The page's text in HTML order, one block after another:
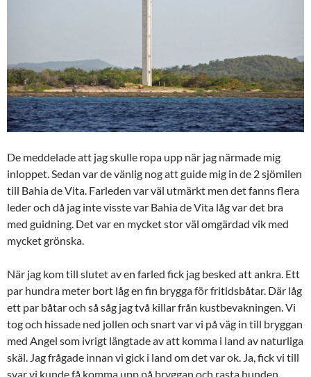
De meddelade att jag skulle ropa upp när jag närmade mig
inloppet. Sedan var de vänlig nog att guide mig in de 2 sjömilen
till Bahia de Vita. Farleden var väl utmärkt men det fanns flera
leder och då jag inte visste var Bahia de Vita låg var det bra
med guidning. Det var en mycket stor väl omgärdad vik med
mycket grönska.
När jag kom till slutet av en farled fick jag besked att ankra. Ett
par hundra meter bort låg en fin brygga för fritidsbåtar. Där låg
ett par båtar och så såg jag två killar från kustbevakningen. Vi
tog och hissade ned jollen och snart var vi på väg in till bryggan
med Angel som ivrigt längtade av att komma i land av naturliga
skäl. Jag frågade innan vi gick i land om det var ok. Ja, fick vi till
svar vi kunde få komma upp på bryggan och rasta hunden.